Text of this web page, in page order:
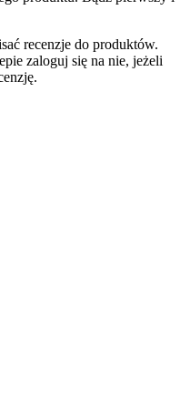
recenzje do produktów.
zaloguj się na nie, jeżeli